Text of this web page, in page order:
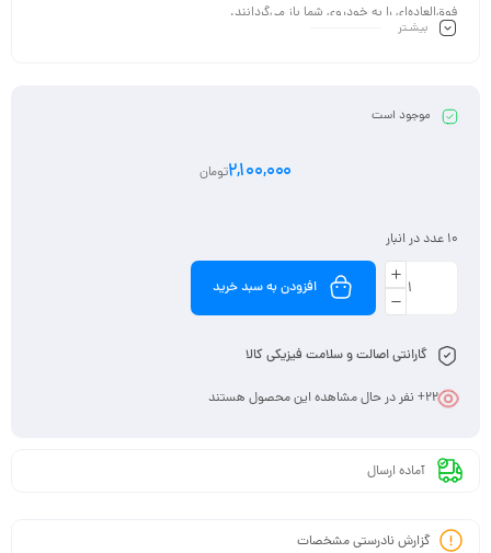
فوق‌العاده‌ای را به خودروی شما باز می‌گردانند.
فنر لول بهینه 206
بیشـتر
موجود است
2,100,000تومان
10 عدد در انبار
افزودن به سبد خرید
گارانتی اصالت و سلامت فیزیکی کالا
22+ نفر در حال مشاهده این محصول هستند
آماده ارسال
گزارش نادرستی مشخصات